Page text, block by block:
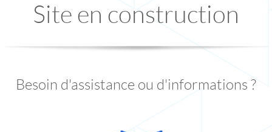
Site en construction
Besoin d'assistance ou d'informations ?